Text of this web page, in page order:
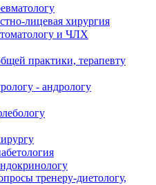
лицевая хирургия
и ЧЛХ
практики, терапевту
- андрологу
тренеру-диетологу,